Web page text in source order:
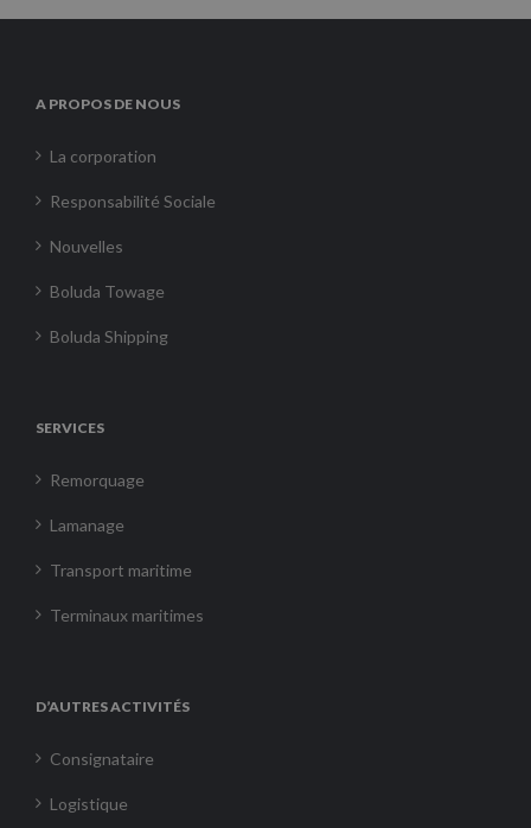
A PROPOS DE NOUS
La corporation
Responsabilité Sociale
Nouvelles
Boluda Towage
Boluda Shipping
SERVICES
Remorquage
Lamanage
Transport maritime
Terminaux maritimes
D’AUTRES ACTIVITÉS
Consignataire
Logistique